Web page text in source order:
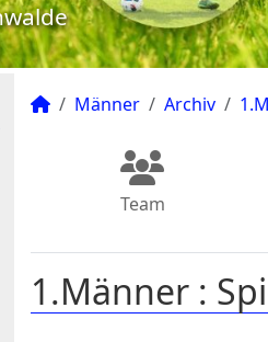
Männer Archiv
Team
1.Männer :